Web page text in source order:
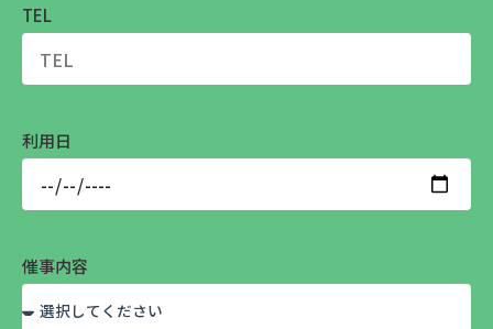
TEL
利用日
催事内容